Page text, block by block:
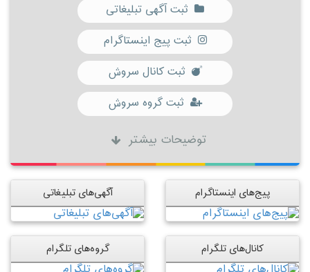
ثبت آگهی تبلیغاتی
ثبت پیج اینستاگرام
ثبت کانال سروش
ثبت گروه سروش
توضیحات بیشتر
پیج‌های اینستاگرام آگهی‌های تبلیغاتی
کانال‌های تلگرام گروه‌های تلگرام